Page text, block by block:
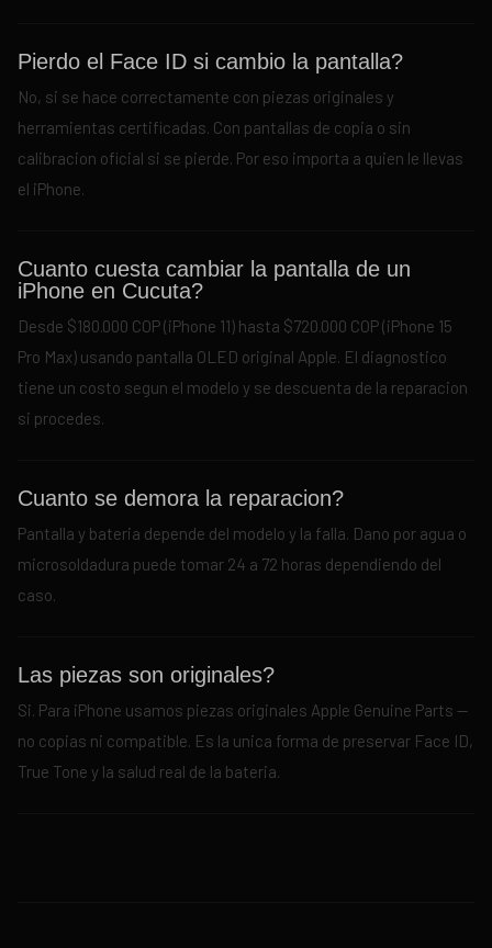
Pierdo el Face ID si cambio la pantalla?
No, si se hace correctamente con piezas originales y
herramientas certificadas. Con pantallas de copia o sin
calibracion oficial si se pierde. Por eso importa a quien le llevas
el iPhone.
Cuanto cuesta cambiar la pantalla de un
iPhone en Cucuta?
Desde $180.000 COP (iPhone 11) hasta $720.000 COP (iPhone 15
Pro Max) usando pantalla OLED original Apple. El diagnostico
tiene un costo segun el modelo y se descuenta de la reparacion
si procedes.
Cuanto se demora la reparacion?
Pantalla y bateria depende del modelo y la falla. Dano por agua o
microsoldadura puede tomar 24 a 72 horas dependiendo del
caso.
Las piezas son originales?
Si. Para iPhone usamos piezas originales Apple Genuine Parts —
no copias ni compatible. Es la unica forma de preservar Face ID,
True Tone y la salud real de la bateria.